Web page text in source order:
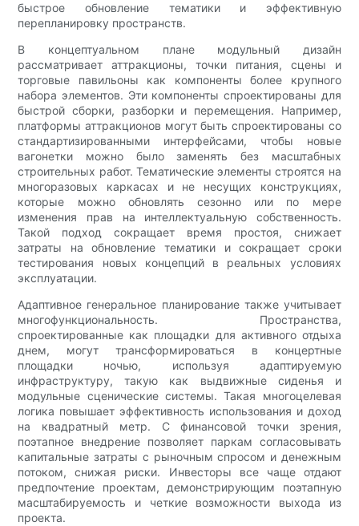
быстрое обновление тематики и эффективную
перепланировку пространств.
В концептуальном плане модульный дизайн
рассматривает аттракционы, точки питания, сцены и
торговые павильоны как компоненты более крупного
набора элементов. Эти компоненты спроектированы для
быстрой сборки, разборки и перемещения. Например,
платформы аттракционов могут быть спроектированы со
стандартизированными интерфейсами, чтобы новые
вагонетки можно было заменять без масштабных
строительных работ. Тематические элементы строятся на
многоразовых каркасах и не несущих конструкциях,
которые можно обновлять сезонно или по мере
изменения прав на интеллектуальную собственность.
Такой подход сокращает время простоя, снижает
затраты на обновление тематики и сокращает сроки
тестирования новых концепций в реальных условиях
эксплуатации.
Адаптивное генеральное планирование также учитывает
многофункциональность. Пространства,
спроектированные как площадки для активного отдыха
днем, могут трансформироваться в концертные
площадки ночью, используя адаптируемую
инфраструктуру, такую ​​как выдвижные сиденья и
модульные сценические системы. Такая многоцелевая
логика повышает эффективность использования и доход
на квадратный метр. С финансовой точки зрения,
поэтапное внедрение позволяет паркам согласовывать
капитальные затраты с рыночным спросом и денежным
потоком, снижая риски. Инвесторы все чаще отдают
предпочтение проектам, демонстрирующим поэтапную
масштабируемость и четкие возможности выхода из
проекта.